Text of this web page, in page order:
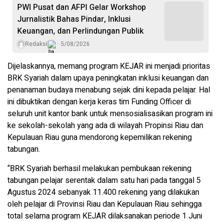
PWI Pusat dan AFPI Gelar Workshop
Jurnalistik Bahas Pindar, Inklusi
Keuangan, dan Perlindungan Publik
Redaksi 5/08/2026
Dijelaskannya, memang program KEJAR ini menjadi prioritas
BRK Syariah dalam upaya peningkatan inklusi keuangan dan
penanaman budaya menabung sejak dini kepada pelajar. Hal
ini dibuktikan dengan kerja keras tim Funding Officer di
seluruh unit kantor bank untuk mensosialisasikan program ini
ke sekolah-sekolah yang ada di wilayah Propinsi Riau dan
Kepulauan Riau guna mendorong kepemilikan rekening
tabungan.
“BRK Syariah berhasil melakukan pembukaan rekening
tabungan pelajar serentak dalam satu hari pada tanggal 5
Agustus 2024 sebanyak 11.400 rekening yang dilakukan
oleh pelajar di Provinsi Riau dan Kepulauan Riau sehingga
total selama program KEJAR dilaksanakan periode 1 Juni